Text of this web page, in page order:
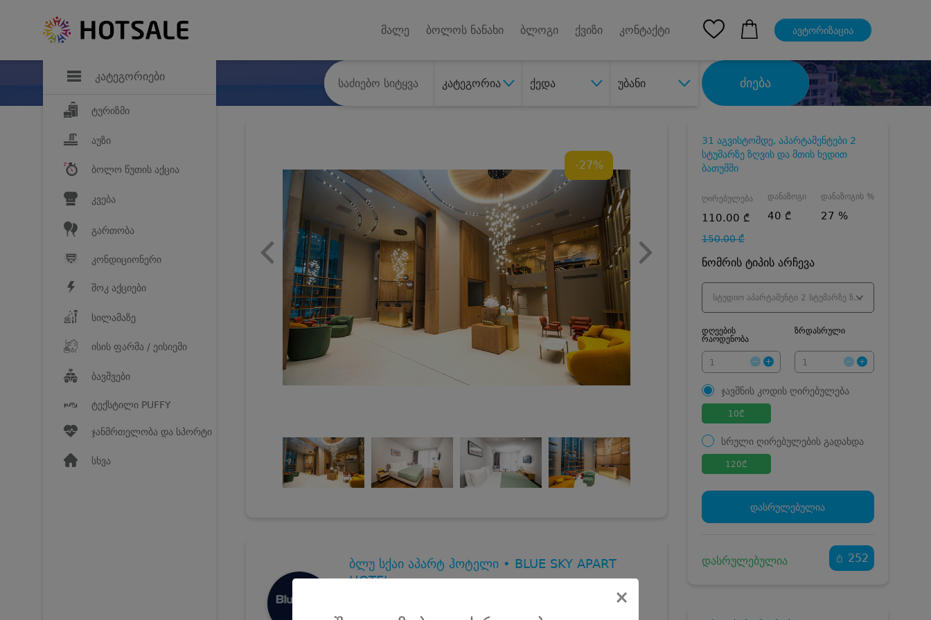
კატეგორიები
ტურიზმი
აუზი
ბოლო წუთის აქცია
კვება
გართობა
კონდიციონერი
შოკ აქციები
სილამაზე
ისის ფარმა / ეისიემი
ბავშვები
ტექსტილი PUFFY
ჯანმრთელობა და სპორტი
სხვა
მალე ბოლოს ნანახი ბლოგი ქვიზი კონტაქტი ავტორიზაცია
კატეგორია ქედა უბანი ძიება
×
-27%
ბლუ სქაი აპარტ ჰოტელი • BLUE SKY APART
HOTEL
31 აგვისტომდე, აპარტამენტები 2 სტუმარზე ზღვის და მთის
31 აგვისტომდე, აპარტამენტები 2
სტუმარზე ზღვის და მთის ხედით
ბათუმში
ღირებულება
110.00 ₾
150.00 ₾
დანაზოგი
40 ₾
დანაზოგის %
27 %
ნომრის ტიპის არჩევა
სტუდიო აპარტამენტი 2 სტუმარზე ზღვის ხედით - ივლისი/აგვისტო
დღეების
რაოდენობა
ზრდასრული
ჯავშნის კოდის ღირებულება
10₾
სრული ღირებულების გადახდა
120₾
ჯავშნის კოდი
10 ₾
დამატებითი საწოლი
კვება
0 ₾
110 ₾
დასრულებულია
დასრულებულია 252